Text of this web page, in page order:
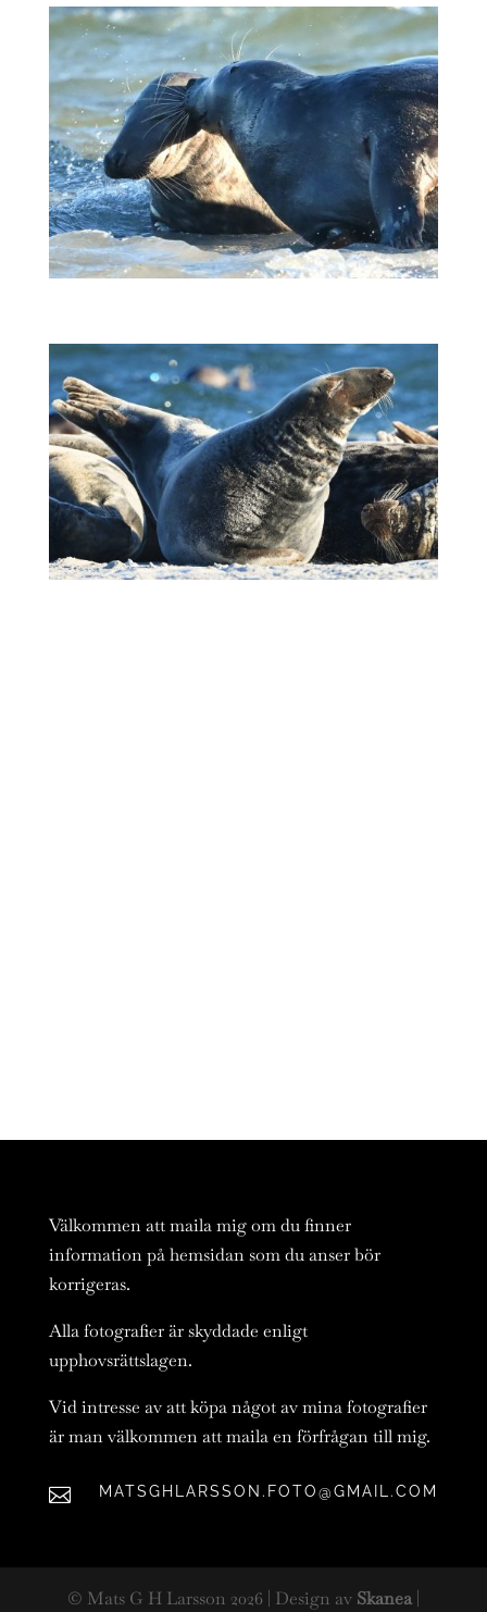
Välkommen att maila mig om du finner
information på hemsidan som du anser bör
korrigeras.
Alla fotografier är skyddade enligt
upphovsrättslagen.
Vid intresse av att köpa något av mina fotografier
är man välkommen att maila en förfrågan till mig.
 MATSGHLARSSON.FOTO@GMAIL.COM
© Mats G H Larsson 2026 | Design av Skanea|